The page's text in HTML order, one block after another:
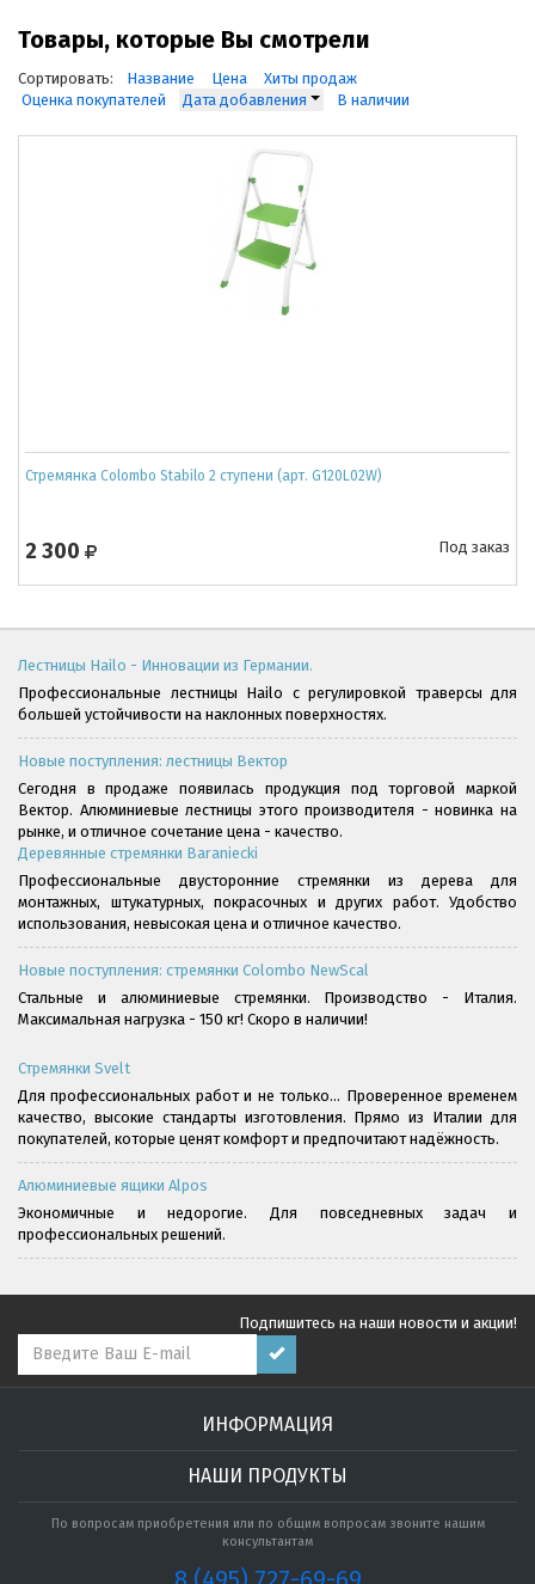
Товары, которые Вы смотрели
Сортировать: Название Цена
Хиты продаж
Оценка покупателей
Дата добавления В наличии
Стремянка Colombo Stabilo 2 ступени (арт. G120L02W)
2 300 Под заказ
Лестницы Hailo - Инновации из Германии.
Профессиональные лестницы Hailo с регулировкой траверсы для
большей устойчивости на наклонных поверхностях.
Новые поступления: лестницы Вектор
Сегодня в продаже появилась продукция под торговой маркой
Вектор. Алюминиевые лестницы этого производителя - новинка на
рынке, и отличное сочетание цена - качество.
Деревянные стремянки Baraniecki
Профессиональные двусторонние стремянки из дерева для
монтажных, штукатурных, покрасочных и других работ. Удобство
использования, невысокая цена и отличное качество.
Новые поступления: стремянки Colombo NewScal
Стальные и алюминиевые стремянки. Производство - Италия.
Максимальная нагрузка - 150 кг! Скоро в наличии!
Стремянки Svelt
Для профессиональных работ и не только... Проверенное временем
качество, высокие стандарты изготовления. Прямо из Италии для
покупателей, которые ценят комфорт и предпочитают надёжность.
Алюминиевые ящики Alpos
Экономичные и недорогие. Для повседневных задач и
профессиональных решений.
Подпишитесь на наши новости и акции!
ИНФОРМАЦИЯ
НАШИ ПРОДУКТЫ
По вопросам приобретения или по общим вопросам звоните нашим
консультантам